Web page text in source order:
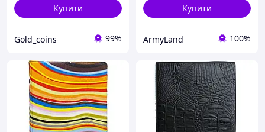
Купити
Gold_coins 99%
Купити
ArmyLand 100%